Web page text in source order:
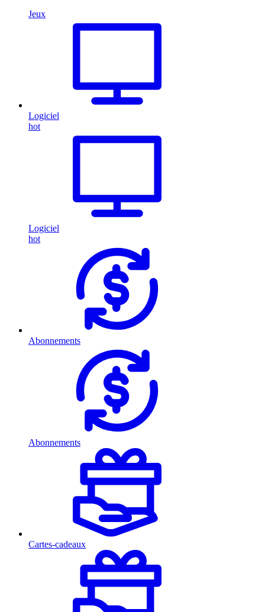
Jeux
Logiciel
hot
Logiciel
hot
Abonnements
Abonnements
Cartes-cadeaux